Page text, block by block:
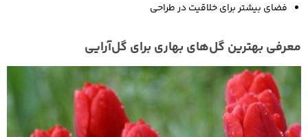
فضای بیشتر برای خلاقیت در طراحی
معرفی بهترین گل‌های بهاری برای گل‌آرایی